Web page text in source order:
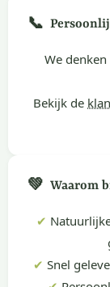
📞
We
Bekijk de
💚 Waarom
✔
✔ Snel